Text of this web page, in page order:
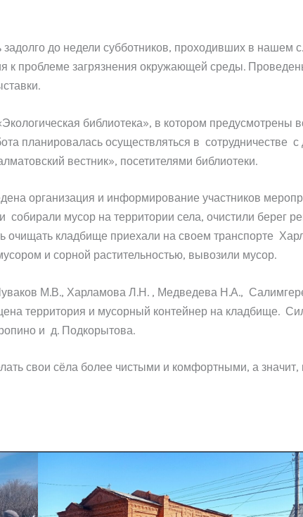
задолго до недели субботников, проходивших в
к проблеме загрязнения окружающей среды.
библиотека», в котором предусмотрены
планировалась осуществляться в
вестник», посетителями библиотеки.
организация и информирование участников
собирали мусор на территории села, очистили берег
очищать кладбище приехали на своем транспорте
и сорной растительностью, вывозили мусор.
М.В., Харламова Л.Н. , Медведева Н.А.,
территория и мусорный контейнер на кладбище.
и д. Подкорытова.
свои сёла более чистыми и комфортными, а